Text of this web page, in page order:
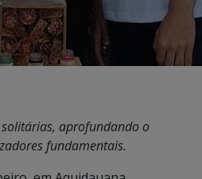
aprofundando o
fundamentais.